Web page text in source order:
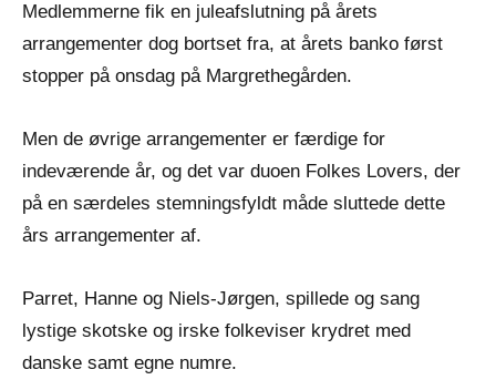
Medlemmerne fik en juleafslutning på årets
arrangementer dog bortset fra, at årets banko først
stopper på onsdag på Margrethegården.
Men de øvrige arrangementer er færdige for
indeværende år, og det var duoen Folkes Lovers, der
på en særdeles stemningsfyldt måde sluttede dette
års arrangementer af.
Parret, Hanne og Niels-Jørgen, spillede og sang
lystige skotske og irske folkeviser krydret med
danske samt egne numre.